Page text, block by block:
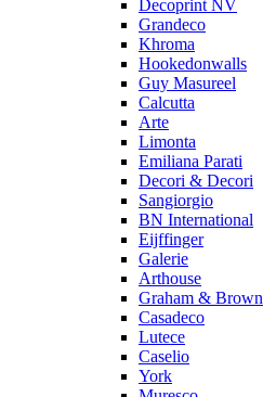
Decoprint NV
Grandeco
Khroma
Hookedonwalls
Guy Masureel
Calcutta
Arte
Limonta
Emiliana Parati
Decori & Decori
Sangiorgio
BN International
Eijffinger
Galerie
Arthouse
Graham & Brown
Casadeco
Lutece
Caselio
York